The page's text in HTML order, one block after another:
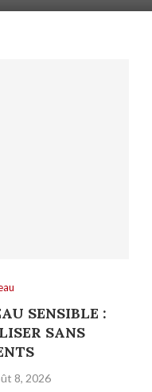
SENSIBLE :
SANS
8, 2026